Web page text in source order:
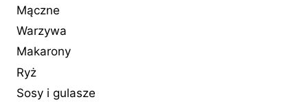
Mączne
Warzywa
Makarony
Ryż
Sosy i gulasze